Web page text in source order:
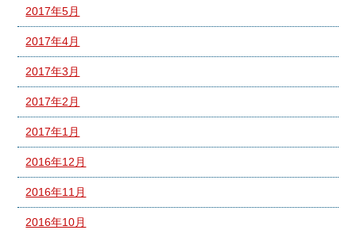
2017年5月
2017年4月
2017年3月
2017年2月
2017年1月
2016年12月
2016年11月
2016年10月